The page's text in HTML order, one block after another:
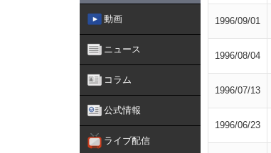
動画
ニュース
コラム
公式情報
ライブ配信
1996/09/01
1996/08/04
1996/07/13
1996/06/23